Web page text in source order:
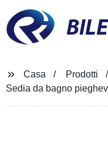
Casa
Prodotti
Sedia da bagno